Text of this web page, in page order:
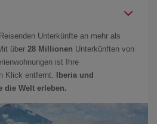
Unterkünfte an mehr als
über 28 Millionen Unterkünften von
ist Ihre
Klick entfernt.
Iberia und
die Welt erleben.